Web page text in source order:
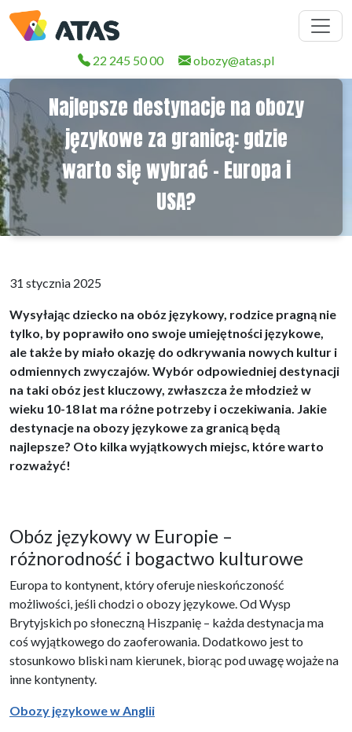
22 245 50 00 obozy@atas.pl
Najlepsze destynacje na obozy
językowe za granicą: gdzie
warto się wybrać - Europa i
USA?
31 stycznia 2025
Wysyłając dziecko na obóz językowy, rodzice pragną nie
tylko, by poprawiło ono swoje umiejętności językowe,
ale także by miało okazję do odkrywania nowych kultur i
odmiennych zwyczajów. Wybór odpowiedniej destynacji
na taki obóz jest kluczowy, zwłaszcza że młodzież w
wieku 10-18 lat ma różne potrzeby i oczekiwania. Jakie
destynacje na obozy językowe za granicą będą
najlepsze? Oto kilka wyjątkowych miejsc, które warto
rozważyć!
Obóz językowy w Europie –
różnorodność i bogactwo kulturowe
Europa to kontynent, który oferuje nieskończoność
możliwości, jeśli chodzi o obozy językowe. Od Wysp
Brytyjskich po słoneczną Hiszpanię – każda destynacja ma
coś wyjątkowego do zaoferowania. Dodatkowo jest to
stosunkowo bliski nam kierunek, biorąc pod uwagę wojaże na
inne kontynenty.
Obozy językowe w Anglii